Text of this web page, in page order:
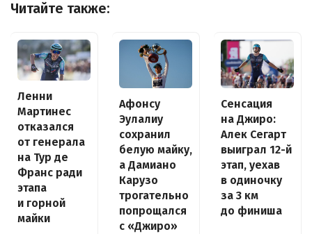
Читайте также:
Ленни
Мартинес
отказался
от генерала
на Тур де
Франс ради
этапа
и горной
майки
Афонсу
Эулалиу
сохранил
белую майку,
а Дамиано
Карузо
трогательно
попрощался
с «Джиро»
Сенсация
на Джиро:
Алек Сегарт
выиграл 12-й
этап, уехав
в одиночку
за 3 км
до финиша